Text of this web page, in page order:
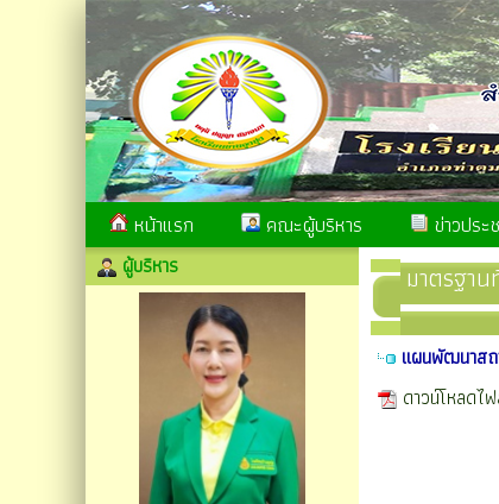
หน้าแรก คณะผู้บริหาร ข่าวปร
ผู้บริหาร
มาตรฐา
แผนพัฒนาส
ดาวน์โหลดไ